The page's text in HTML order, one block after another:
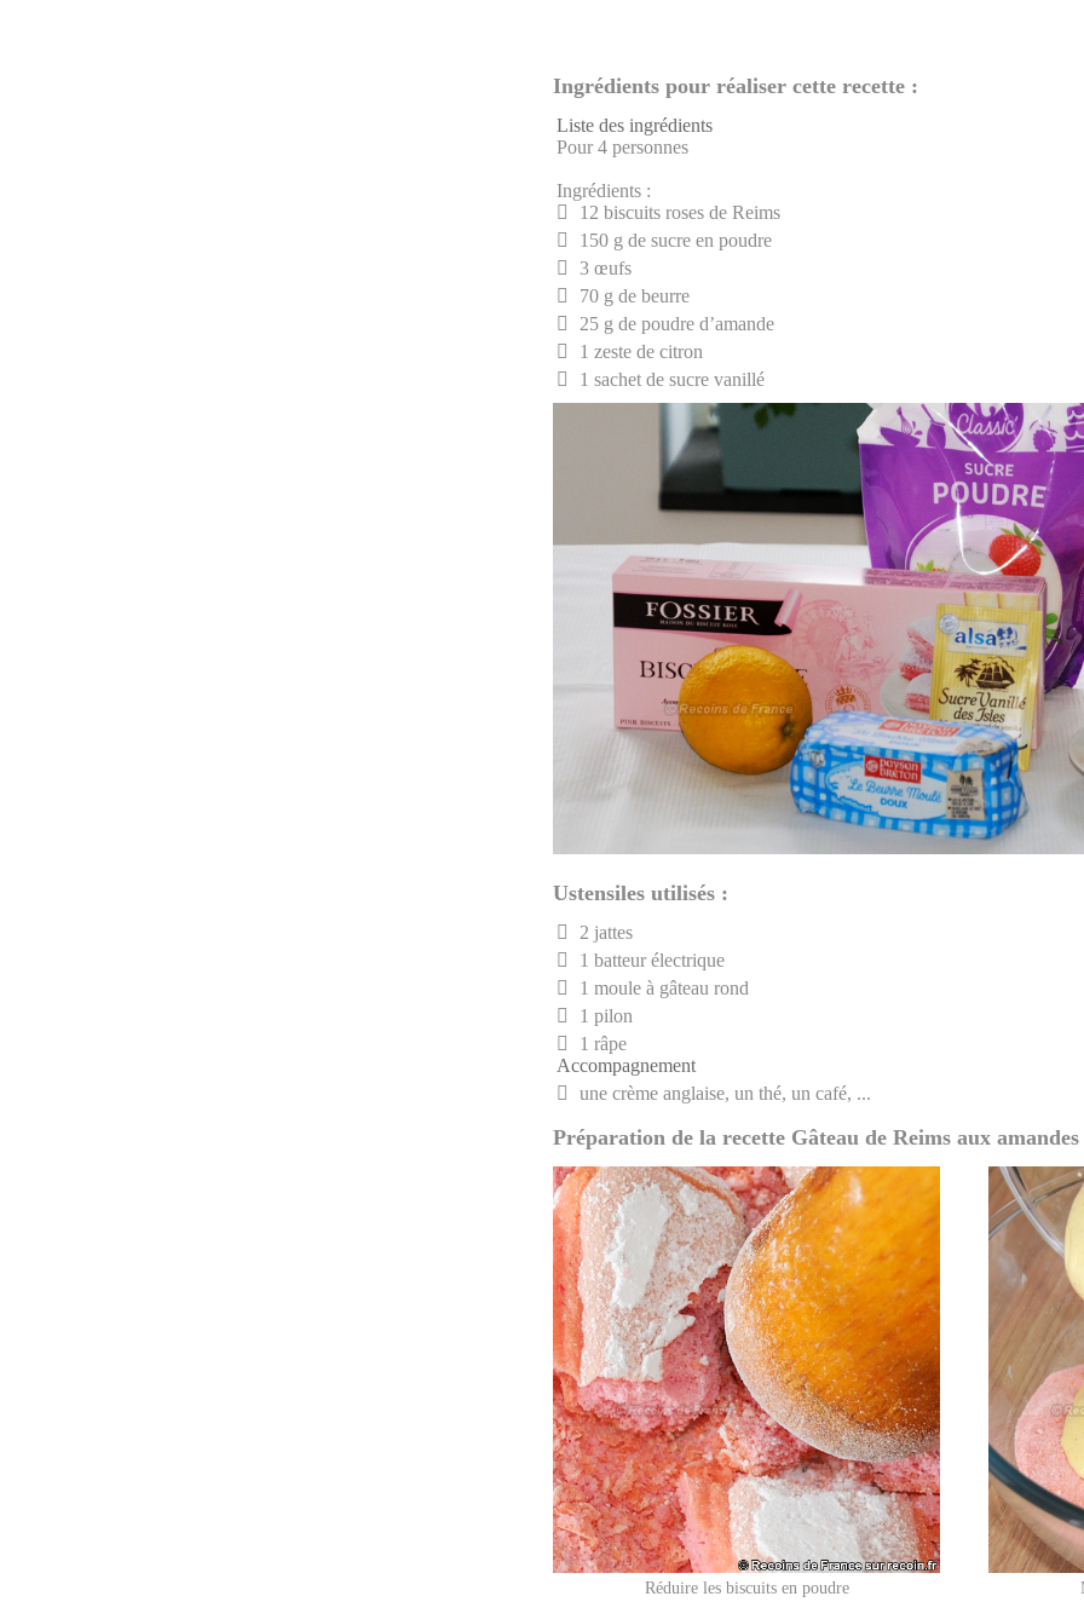
Ingrédients pour réaliser cette recette :
Liste des ingrédients
Pour 4 personnes
Ingrédients :
12 biscuits roses de Reims
150 g de sucre en poudre
3 œufs
70 g de beurre
25 g de poudre d’amande
1 zeste de citron
1 sachet de sucre vanillé
Ustensiles utilisés :
2 jattes
1 batteur électrique
1 moule à gâteau rond
1 pilon
1 râpe
Accompagnement
une crème anglaise, un thé, un café, ...
Préparation de la recette Gâteau de Reims aux
Réduire les biscuits en poudre